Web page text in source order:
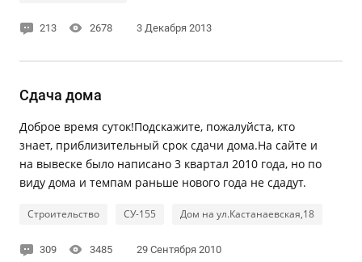
213 2678 3 Декабря 2013
Сдача дома
Доброе время суток!Подскажите, пожалуйста, кто
знает, приблизительный срок сдачи дома.На сайте и
на вывеске было написано 3 квартал 2010 года, но по
виду дома и темпам раньше нового года не сдадут.
Строительство СУ-155 Дом на ул.Кастанаевская,18
309 3485 29 Сентября 2010